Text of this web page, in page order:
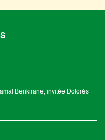
Benkirane, invitée Dolorès